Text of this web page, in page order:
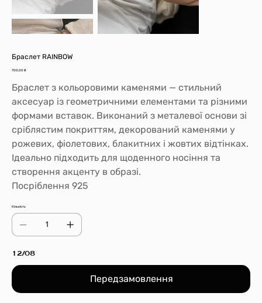
Браслет RAINBOW
Ціна
700,00 ₴
Браслет з кольоровими каменями — стильний
аксесуар із геометричними елементами та різними
формами вставок. Виконаний з металевої основи зі
сріблястим покриттям, декорований каменями у
рожевих, фіолетових, блакитних і жовтих відтінках.
Ідеально підходить для щоденного носіння та
створення акценту в образі.
Посріблення 925
Кількість
12/08
Передзамовлення